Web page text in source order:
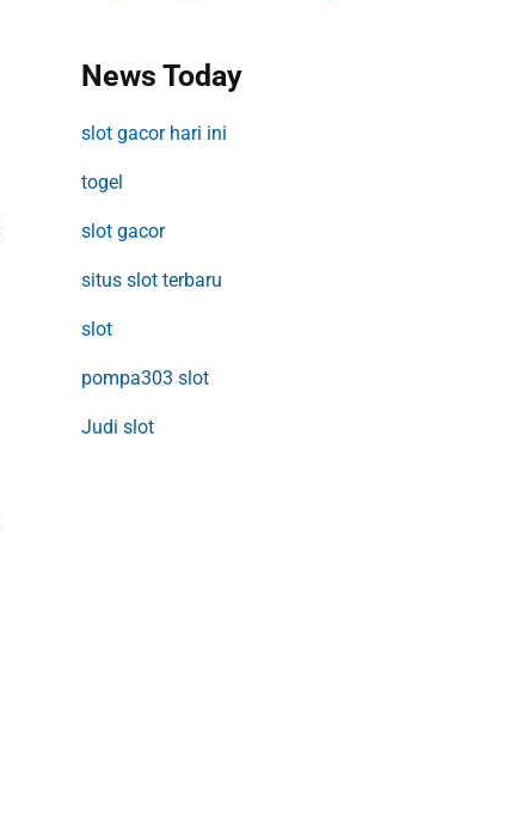
News Today
slot gacor hari ini
togel
slot gacor
situs slot terbaru
slot
pompa303 slot
Judi slot